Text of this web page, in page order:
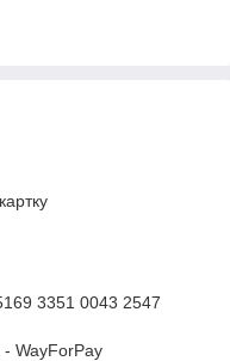
3351 0043 2547
WayForPay